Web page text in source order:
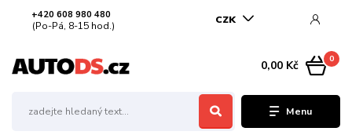
Menu
CZK
+420 608 980 480
(Po-Pá, 8-15 hod.)
0
0,00 Kč